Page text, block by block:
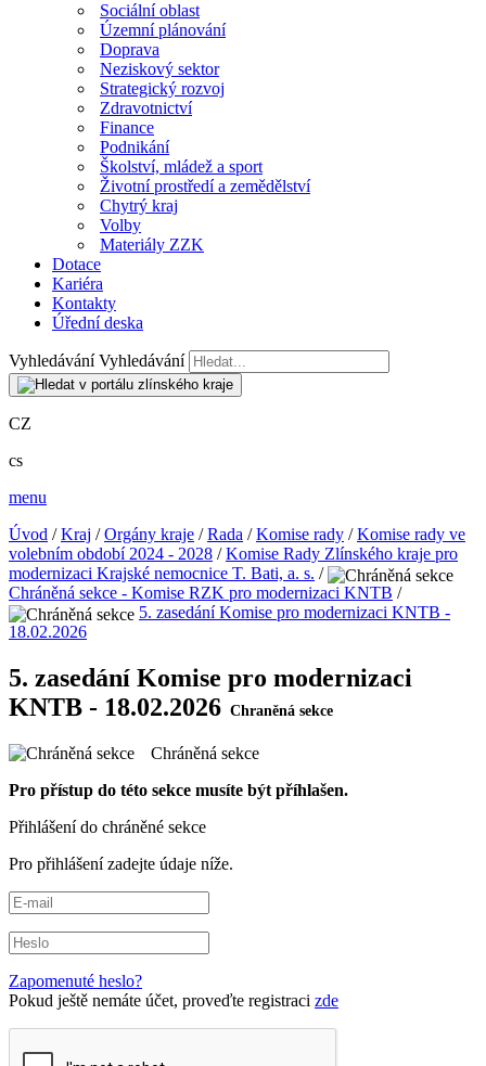
Sociální oblast
Územní plánování
Doprava
Neziskový sektor
Strategický rozvoj
Zdravotnictví
Finance
Podnikání
Školství, mládež a sport
Životní prostředí a zemědělství
Chytrý kraj
Volby
Materiály ZZK
Dotace
Kariéra
Kontakty
Úřední deska
Vyhledávání Vyhledávání
CZ
cs
menu
Úvod /Kraj /Orgány kraje /Rada /Komise rady /Komise rady ve
volebním období 2024 - 2028 /Komise Rady Zlínského kraje pro
modernizaci Krajské nemocnice T. Bati, a. s. /
Chráněná sekce - Komise RZK pro modernizaci KNTB /
5. zasedání Komise pro modernizaci KNTB -
18.02.2026
5. zasedání Komise pro modernizaci
KNTB - 18.02.2026
Chráněná sekce
Pro přístup do této sekce musíte být příhlašen.
Přihlášení do chráněné sekce
Pro přihlášení zadejte údaje níže.
Zapomenuté heslo?
Pokud ještě nemáte účet, proveďte registraci zde